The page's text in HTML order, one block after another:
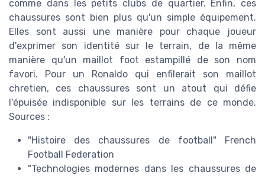
comme dans les petits clubs de quartier. Enfin, ces
chaussures sont bien plus qu'un simple équipement.
Elles sont aussi une manière pour chaque joueur
d'exprimer son identité sur le terrain, de la même
manière qu'un maillot foot estampillé de son nom
favori. Pour un Ronaldo qui enfilerait son maillot
chretien, ces chaussures sont un atout qui défie
l'épuisée indisponible sur les terrains de ce monde.
Sources :
"Histoire des chaussures de football" French
Football Federation
"Technologies modernes dans les chaussures de